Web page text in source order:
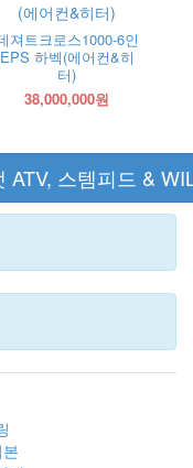
져트크로스1000-6인
EPS 하벡(에어컨&히
터)
38,000,000원
스템피드 &